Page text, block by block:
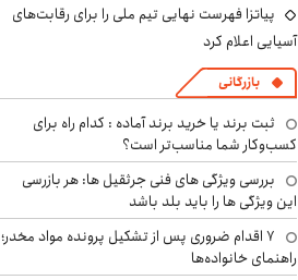
پیاتزا فهرست نهایی تیم ملی را برای رقابت‌های
آسیایی اعلام کرد
بازرگانی
ثبت برند یا خرید برند آماده : کدام راه برای
کسب‌وکار شما مناسب‌تر است؟
بررسی ویژگی های فنی جرثقیل ها: هر بازرسی
این ویژگی ها را باید بلد باشد
۷ اقدام ضروری پس از تشکیل پرونده مواد مخدر؛
راهنمای خانواده‌ها